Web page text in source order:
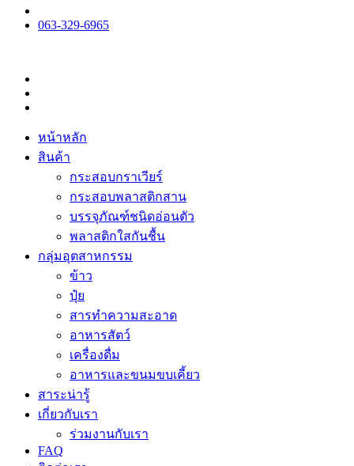
063-329-6965
หน้าหลัก
สินค้า
กระสอบกราเวียร์
กระสอบพลาสติกสาน
บรรจุภัณฑ์ชนิดอ่อนตัว
พลาสติกใสกันชื้น
กลุ่มอุตสาหกรรม
ข้าว
ปุ๋ย
สารทำความสะอาด
อาหารสัตว์
เครื่องดื่ม
อาหารและขนมขบเคี้ยว
สาระน่ารู้
เกี่ยวกับเรา
ร่วมงานกับเรา
FAQ